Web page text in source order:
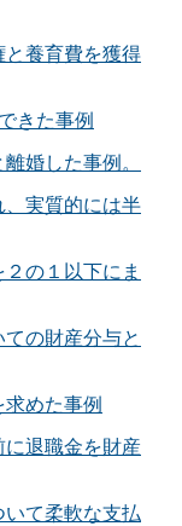
と養育費を獲得
きた事例
婚した事例。
、実質的には半
の１以下にま
の財産分与と
めた事例
退職金を財産
て柔軟な支払